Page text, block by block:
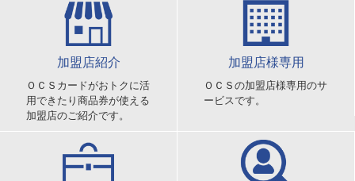
加盟店紹介
ＯＣＳカードがおトクに活
用できたり商品券が使える
加盟店のご紹介です。
加盟店様専用
ＯＣＳの加盟店様専用のサ
ービスです。